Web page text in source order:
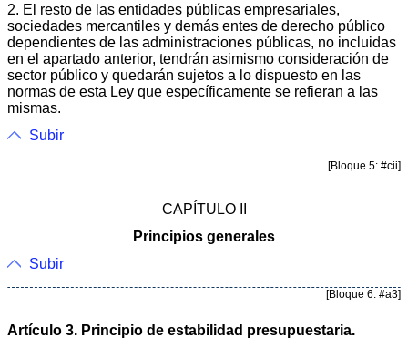
2. El resto de las entidades públicas empresariales,
sociedades mercantiles y demás entes de derecho público
dependientes de las administraciones públicas, no incluidas
en el apartado anterior, tendrán asimismo consideración de
sector público y quedarán sujetos a lo dispuesto en las
normas de esta Ley que específicamente se refieran a las
mismas.
Subir
[Bloque 5: #cii]
CAPÍTULO II
Principios generales
Subir
[Bloque 6: #a3]
Artículo 3. Principio de estabilidad presupuestaria.